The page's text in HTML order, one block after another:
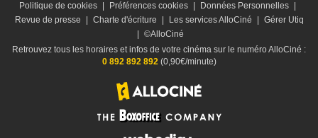
Politique de cookies
Préférences cookies Données Personnelles
Revue de presse
Charte d'écriture Les services AlloCiné
Gérer Utiq
©AlloCiné
Retrouvez tous les horaires et infos de votre cinéma sur le numéro AlloCiné :
0 892 892 892(0,90€/minute)